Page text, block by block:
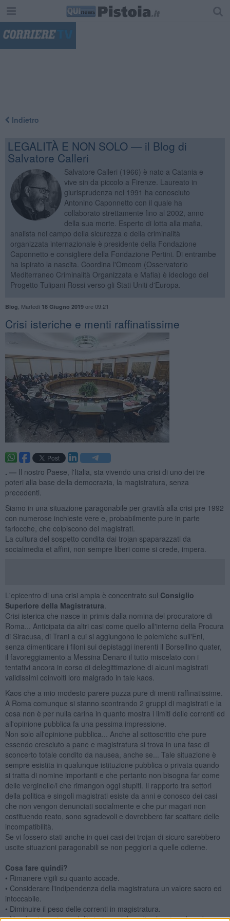
Indietro
LEGALITÀ E NON SOLO — il Blog di
Salvatore Calleri
Salvatore Calleri (1966) è nato a Catania e
vive sin da piccolo a Firenze. Laureato in
giurisprudenza nel 1991 ha conosciuto
Antonino Caponnetto con il quale ha
collaborato strettamente fino al 2002, anno
della sua morte. Esperto di lotta alla mafia,
analista nel campo della sicurezza e della criminalità
organizzata internazionale è presidente della Fondazione
Caponnetto e consigliere della Fondazione Pertini. Di entrambe
ha ispirato la nascita. Coordina l'Omcom (Osservatorio
Mediterraneo Criminalità Organizzata e Mafia) è ideologo del
Progetto Tulipani Rossi verso gli Stati Uniti d'Europa.
Blog Martedì 18 Giugno 2019ore 09:21
Crisi isteriche e menti raffinatissime
. — Il nostro Paese, l'Italia, sta vivendo una crisi di uno dei tre
poteri alla base della democrazia, la magistratura, senza
precedenti.
Siamo in una situazione paragonabile per gravità alla crisi pre 1992
con numerose inchieste vere e, probabilmente pure in parte
farlocche, che colpiscono dei magistrati.
La cultura del sospetto condita dai trojan spaparazzati da
socialmedia et affini, non sempre liberi come si crede, impera.
L'epicentro di una crisi ampia è concentrato sul Consiglio
Superiore della Magistratura
Crisi isterica che nasce in primis dalla nomina del procuratore di
Roma... Anticipata da altri casi come quello all'interno della Procura
di Siracusa, di Trani a cui si aggiungono le polemiche sull'Eni,
senza dimenticare i filoni sui depistaggi inerenti il Borsellino quater,
il favoreggiamento a Messina Denaro il tutto miscelato con i
tentativi ancora in corso di delegittimazione di alcuni magistrati
validissimi coinvolti loro malgrado in tale kaos.
Kaos che a mio modesto parere puzza pure di menti raffinatissime.
A Roma comunque si stanno scontrando 2 gruppi di magistrati e la
cosa non è per nulla carina in quanto mostra i limiti delle correnti ed
all'opinione pubblica fa una pessima impressione.
Non solo all'opinione pubblica... Anche al sottoscritto che pure
essendo cresciuto a pane e magistratura si trova in una fase di
sconcerto totale condito da nausea, anche se... Tale situazione è
sempre esistita in qualunque istituzione pubblica o privata quando
si tratta di nomine importanti e che pertanto non bisogna far come
delle verginelle/i che rimangon oggi stupiti. Il rapporto tra settori
della politica e singoli magistrati esiste da anni e conosco dei casi
che non vengon denunciati socialmente e che pur magari non
costituendo reato, sono sgradevoli e dovrebbero far scattare delle
incompatibilità.
Se vi fossero stati anche in quei casi dei trojan di sicuro sarebbero
uscite situazioni paragonabili se non peggiori a quelle odierne.
Cosa fare quindi?
• Rimanere vigili su quanto accade.
• Considerare l'indipendenza della magistratura un valore sacro ed
intoccabile.
• Diminuire il peso delle correnti in magistratura.
• Non farsi trascinare dall'isteria social media che sta colpendo pure